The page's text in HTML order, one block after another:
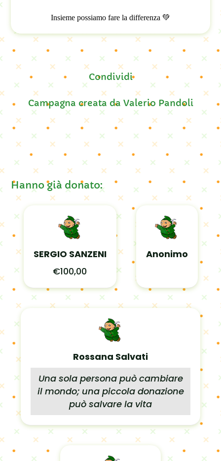
Insieme possiamo fare la differenza 💚
Campagna creata da Valerio Pandoli
Hanno già donato:
SERGIO SANZENI
€100,00
Anonimo
Rossana Salvati
Una sola persona può cambiare
il mondo; una piccola donazione
può salvare la vita